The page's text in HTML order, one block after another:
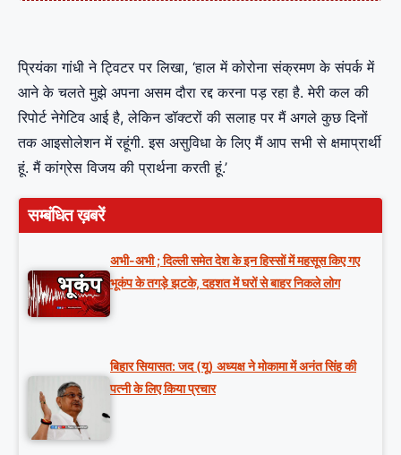
प्रियंका गांधी ने ट्विटर पर लिखा, ‘हाल में कोरोना संक्रमण के संपर्क में
आने के चलते मुझे अपना असम दौरा रद्द करना पड़ रहा है. मेरी कल की
रिपोर्ट नेगेटिव आई है, लेकिन डॉक्टरों की सलाह पर मैं अगले कुछ दिनों
तक आइसोलेशन में रहूंगी. इस असुविधा के लिए मैं आप सभी से क्षमाप्रार्थी
हूं. मैं कांग्रेस विजय की प्रार्थना करती हूं.’
सम्बंधित ख़बरें
अभी-अभी ; दिल्ली समेत देश के इन हिस्सों में महसूस किए गए
भूकंप के तगड़े झटके, दहशत में घरों से बाहर निकले लोग
बिहार सियासत: जद (यू) अध्यक्ष ने मोकामा में अनंत सिंह की
पत्नी के लिए किया प्रचार